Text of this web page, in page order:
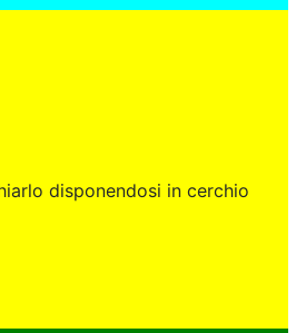
disponendosi in cerchio